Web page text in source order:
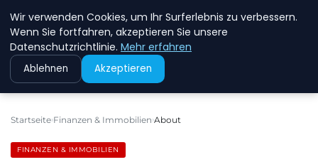
MFD DRESDEN
Startseite Finanzen & Immobilien About
FINANZEN & IMMOBILIEN
Wir verwenden Cookies, um Ihr Surferlebnis zu verbessern.
Wenn Sie fortfahren, akzeptieren Sie unsere
Datenschutzrichtlinie. Mehr erfahren
Ablehnen Akzeptieren